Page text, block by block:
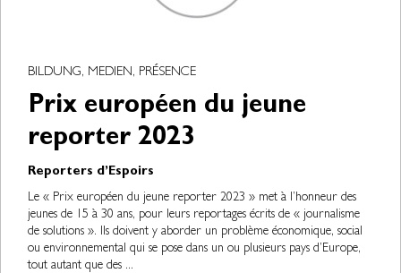
BILDUNG, MEDIEN, PRÉSENCE
Prix européen du jeune
reporter 2023
Reporters d’Espoirs
Le « Prix européen du jeune reporter 2023 » met à l’honneur des
jeunes de 15 à 30 ans, pour leurs reportages écrits de « journalisme
de solutions ». Ils doivent y aborder un problème économique, social
ou environnemental qui se pose dans un ou plusieurs pays d’Europe,
tout autant que des ...